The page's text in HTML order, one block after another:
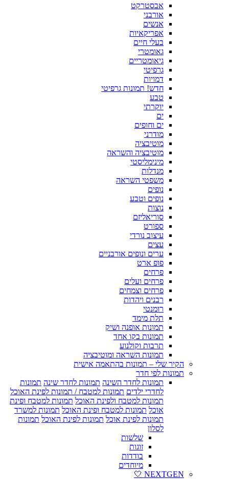
אבסטרקט
אורבני
אנשים
אפריקאיות
בעלי חיים
גאומטרי
גיאומטריים
גרפיטי
דמויות
חדש! תמונות גרפיטי
טבע
יוקרתי
ים
ים וחופים
מודרני
מוטיבציה
מוטיבציה והשראה
מינימליסטי
מנדלות
משפטי השראה
נופים
נופים וטבע
נוצות
סוריאליזם
ספורט
עיצוב נורדי
עצים
ערים ונופים אורבניים
פופ ארט
פרחים
פרחים ועלים
פרחים וצמחים
רבנים ויהדות
רומנטי
תלת מימד
תמונות אופנה ושיק
תמונות בקו אחד
תרבות וקולנוע
תמונות השראה ומוטיבציה
הקיר שלי – תמונות בהתאמה אישית
תמונות לפי חדר
תמונות לחדר השינה תמונות לחדר שינה תמונות
לחדרי ילדים תמונות למטבח / תמונות לפינת האוכל
תמונות למטבח ולפינת האוכל תמונות למטבח ופינת
אוכל תמונות למטבח ופינת האוכל תמונות למשרד
תמונות לפינת אוכל תמונות לפינת האוכל תמונות
לסלון
שלשות
זוגות
בודדות
מיוחדים
NEXTGEN 🤍